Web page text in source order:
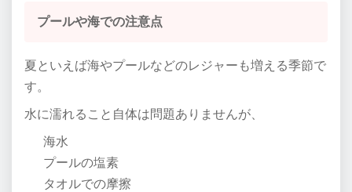
プールや海での注意点
夏といえば海やプールなどのレジャーも増える季節で
す。
水に濡れること自体は問題ありませんが、
海水
プールの塩素
タオルでの摩擦